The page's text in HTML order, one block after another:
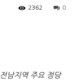
0
2362
남지역 주요 정당